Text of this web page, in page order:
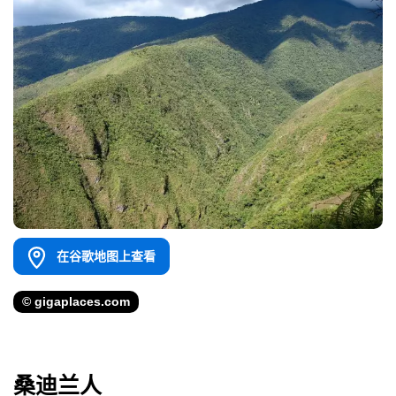
在谷歌地图上查看
© gigaplaces.com
桑迪兰人